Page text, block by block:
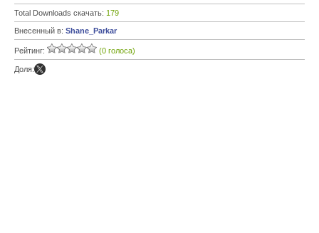
Total Downloads скачать: 179
Внесенный в: Shane_Parkar
Рейтинг: (0 голоса)
Доля: